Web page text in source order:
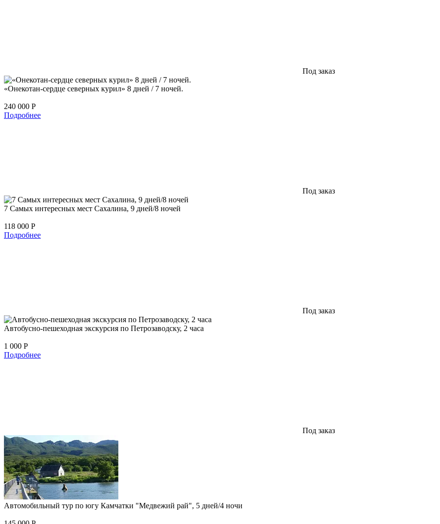
Под заказ
«Онекотан-сердце северных курил» 8 дней / 7 ночей.
240 000 Р
Подробнее
Под заказ
7 Самых интересных мест Сахалина, 9 дней/8 ночей
118 000 Р
Подробнее
Под заказ
Автобусно-пешеходная экскурсия по Петрозаводску, 2 часа
1 000 Р
Подробнее
Под заказ
Автомобильный тур по югу Камчатки "Медвежий рай", 5 дней/4 ночи